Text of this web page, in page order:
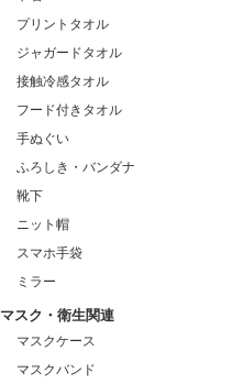
プリントタオル
ジャガードタオル
接触冷感タオル
フード付きタオル
手ぬぐい
ふろしき・バンダナ
靴下
ニット帽
スマホ手袋
ミラー
マスク・衛生関連
マスクケース
マスクバンド